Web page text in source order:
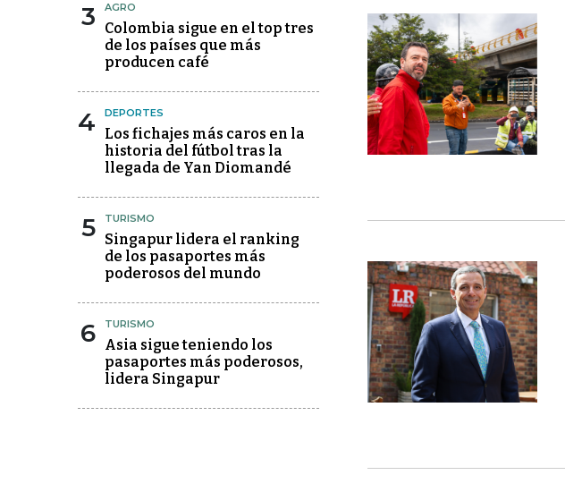
3 AGRO
Colombia sigue en el top tres
de los países que más
producen café
4 DEPORTES
Los fichajes más caros en la
historia del fútbol tras la
llegada de Yan Diomandé
5 TURISMO
Singapur lidera el ranking
de los pasaportes más
poderosos del mundo
6 TURISMO
Asia sigue teniendo los
pasaportes más poderosos,
lidera Singapur